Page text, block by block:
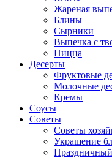
Жареная
Блины
Сырники
Выпечка с
Пицца
Десерты
Фруктовые
Молочные
Кремы
Соусы
Советы
Советы
Украшение